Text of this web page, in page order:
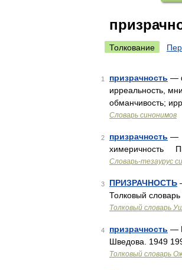
Толкование
1 призрачность —
ирреальность,
обманчивость;
Словарь синонимов
2 призрачность —
химеричность
Словарь-тезаурус
3 ПРИЗРАЧНОСТЬ
Толковый
Толковый словарь
4 призрачность —
Шведова. 1949
Толковый словарь